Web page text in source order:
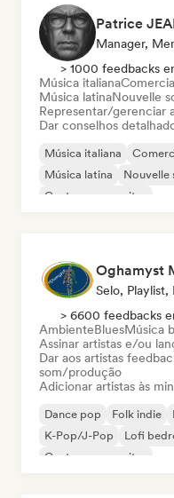
Patrice
Manager,
> 1000 feedbacks
Música italiana
Música latinaNouvelle
Representar/gerenciar
Dar conselhos
Música italiana
Música latina
Nouvelle
Cantor-compositor
Oghamyst
Selo, Playlist,
> 6600 feedbacks
AmbienteBluesMúsica
Assinar artistas e/ou
Dar aos artistas
som/produção
Adicionar artistas às
Dance pop Folk indie
K-Pop/J-Pop
Lofi
Cantor-compositor